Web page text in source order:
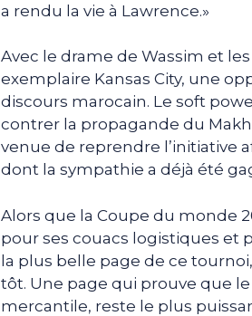
a rendu la vie à Lawrence.»
Avec le drame de Wassim et
exemplaire Kansas City, une
discours marocain. Le soft
contrer la propagande du
venue de reprendre l’initiative
dont la sympathie a déjà été
Alors que la Coupe du monde
pour ses couacs logistiques et
la plus belle page de ce
tôt. Une page qui prouve que
mercantile, reste le plus